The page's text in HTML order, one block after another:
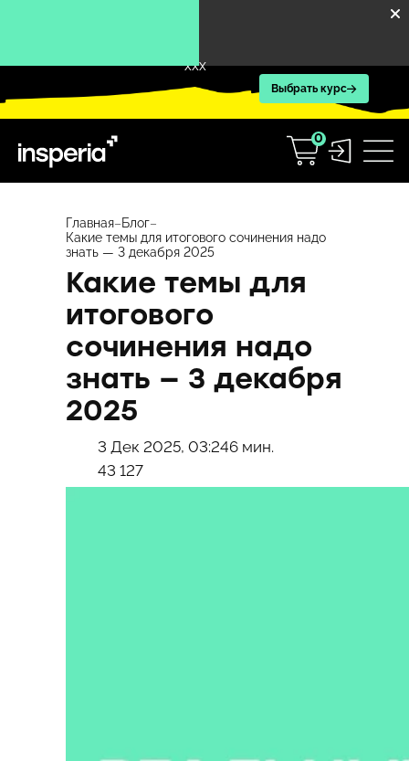
содержимому
XXX
Выбрать курс
0
Главная–Блог–
Какие темы для итогового сочинения надо
знать — 3 декабря 2025
Какие темы для
итогового
сочинения надо
знать — 3 декабря
2025
3 Дек 2025, 03:246 мин.
43 127